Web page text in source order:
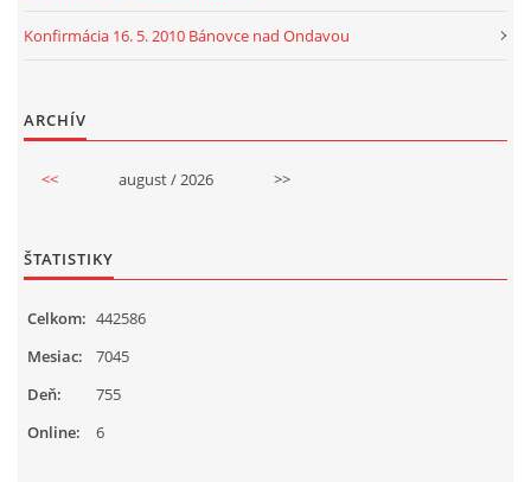
Konfirmácia 16. 5. 2010 Bánovce nad Ondavou
ARCHÍV
<< august / 2026 >>
ŠTATISTIKY
Online: 6
Celkom: 442586
Mesiac:
7045
Deň:
755